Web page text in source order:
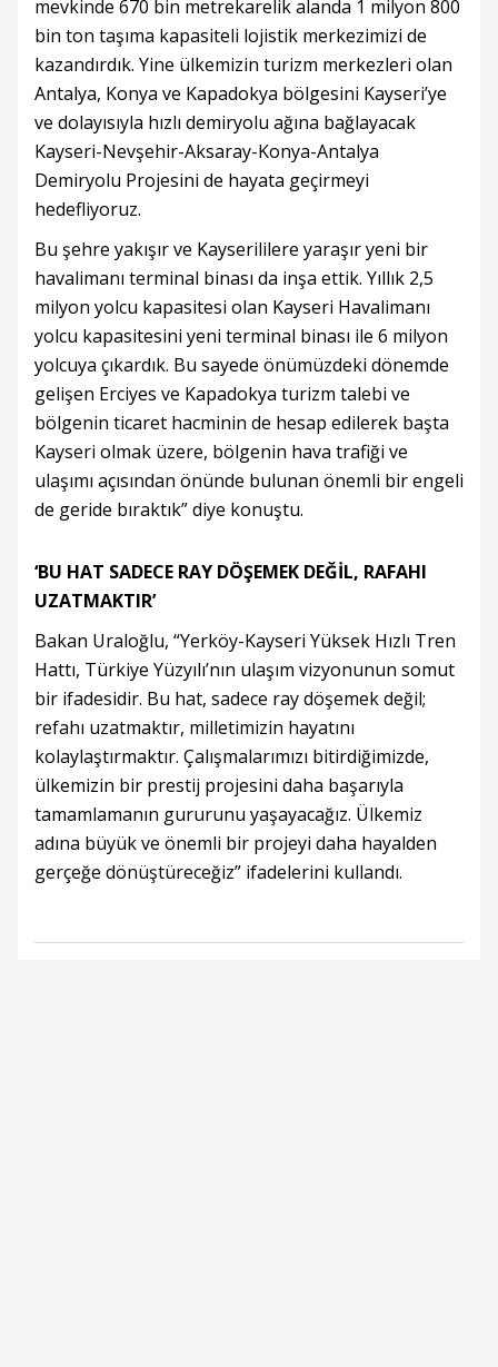
mevkinde 670 bin metrekarelik alanda 1 milyon 800
bin ton taşıma kapasiteli lojistik merkezimizi de
kazandırdık. Yine ülkemizin turizm merkezleri olan
Antalya, Konya ve Kapadokya bölgesini Kayseri’ye
ve dolayısıyla hızlı demiryolu ağına bağlayacak
Kayseri-Nevşehir-Aksaray-Konya-Antalya
Demiryolu Projesini de hayata geçirmeyi
hedefliyoruz.
Bu şehre yakışır ve Kayserililere yaraşır yeni bir
havalimanı terminal binası da inşa ettik. Yıllık 2,5
milyon yolcu kapasitesi olan Kayseri Havalimanı
yolcu kapasitesini yeni terminal binası ile 6 milyon
yolcuya çıkardık. Bu sayede önümüzdeki dönemde
gelişen Erciyes ve Kapadokya turizm talebi ve
bölgenin ticaret hacminin de hesap edilerek başta
Kayseri olmak üzere, bölgenin hava trafiği ve
ulaşımı açısından önünde bulunan önemli bir engeli
de geride bıraktık” diye konuştu.
‘BU HAT SADECE RAY DÖŞEMEK DEĞİL, RAFAHI
UZATMAKTIR’
Bakan Uraloğlu, “Yerköy-Kayseri Yüksek Hızlı Tren
Hattı, Türkiye Yüzyılı’nın ulaşım vizyonunun somut
bir ifadesidir. Bu hat, sadece ray döşemek değil;
refahı uzatmaktır, milletimizin hayatını
kolaylaştırmaktır. Çalışmalarımızı bitirdiğimizde,
ülkemizin bir prestij projesini daha başarıyla
tamamlamanın gururunu yaşayacağız. Ülkemiz
adına büyük ve önemli bir projeyi daha hayalden
gerçeğe dönüştüreceğiz” ifadelerini kullandı.